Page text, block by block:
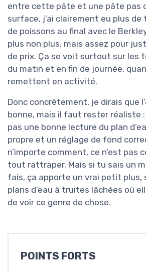
entre cette pâte et une pâte pas
surface, j’ai clairement eu plus
de poissons au final avec le
plus non plus, mais assez pour
de prix. Ça se voit surtout sur les
du matin et en fin de journée,
remettent en activité.
Donc concrètement, je dirais que
bonne, mais il faut rester réaliste
pas une bonne lecture du plan
propre et un réglage de fond
n’importe comment, ce n’est pas
tout rattraper. Mais si tu sais un
fais, ça apporte un vrai petit plus,
plans d’eau à truites lâchées où
de voir ce genre de chose.
POINTS FORTS